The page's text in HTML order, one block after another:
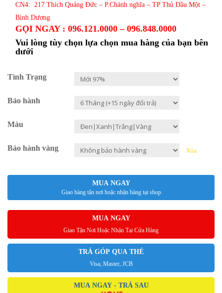
CN4: 217 Thích Quảng Đức – P.Chánh nghĩa – TP Thủ Dầu Một –
Bình Dương
GỌI NGAY : 096.121.0000 – 096.848.0000
Vui lòng tùy chọn lựa chọn mua hàng của bạn bên
dưới
Tình Trạng
Bảo hành
Màu
Bảo hành vàng Xóa
MUA NGAY
Giao hàng tận nơi hoặc nhận hàng tại shop
MUA NGAY
Giao Tận Nơi Hoặc Nhận Tại Cửa Hàng
TRẢ GÓP QUA THẺ
Visa, Master, JCB
MUA NGAY - TRẢ SAU